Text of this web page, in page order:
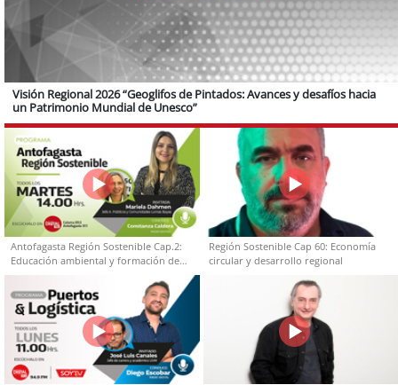
Visión Regional 2026 “Geoglifos de Pintados: Avances y desafíos hacia
un Patrimonio Mundial de Unesco”
Antofagasta Región Sostenible Cap.2:
Educación ambiental y formación de
capacidades técnicas
Región Sostenible Cap 60: Economía
circular y desarrollo regional